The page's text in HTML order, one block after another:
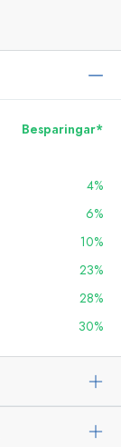
Besparingar*
4%
6%
10%
23%
28%
30%